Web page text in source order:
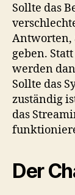
Sollte das
Antworten,
geben.
werden
Sollte das
zuständig
das
Der